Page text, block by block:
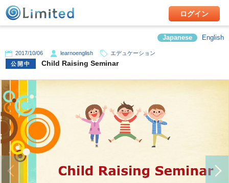
ログイン
Japanese English
2017/10/06 learnoenglish
エデュケーション
公開中
Child Raising Seminar